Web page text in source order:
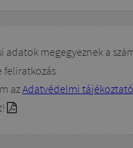
adatok megegyeznek a
feliratkozás
azAdatvédelmi